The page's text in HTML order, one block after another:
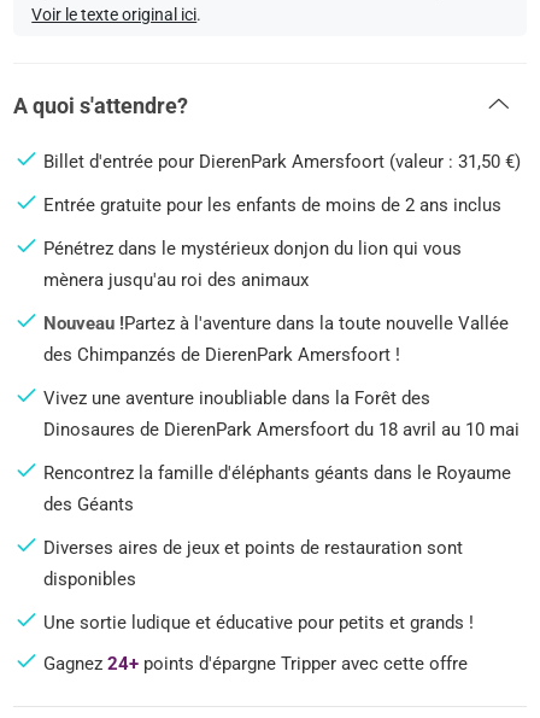
Voir le texte original ici.
A quoi s'attendre?
Billet d'entrée pour DierenPark Amersfoort (valeur : 31,50 €)
Entrée gratuite pour les enfants de moins de 2 ans inclus
Pénétrez dans le mystérieux donjon du lion qui vous
mènera jusqu'au roi des animaux
Nouveau !Partez à l'aventure dans la toute nouvelle Vallée
des Chimpanzés de DierenPark Amersfoort !
Vivez une aventure inoubliable dans la Forêt des
Dinosaures de DierenPark Amersfoort du 18 avril au 10 mai
Rencontrez la famille d'éléphants géants dans le Royaume
des Géants
Diverses aires de jeux et points de restauration sont
disponibles
Une sortie ludique et éducative pour petits et grands !
Gagnez24+ points d'épargne Tripper avec cette offre